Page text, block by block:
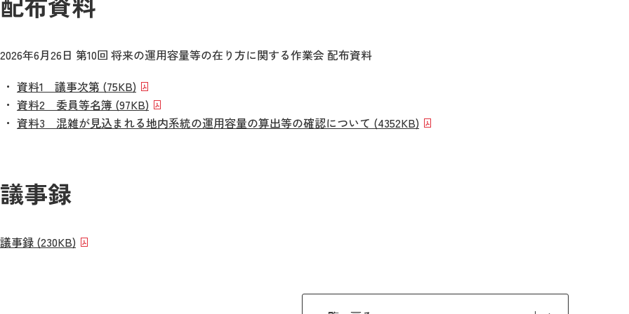
2026年6月26日 第10回 将来の運用容量等の在り方に関する作業会 配布資料
資料1 議事次第 (75KB)
資料2 委員等名簿 (97KB)
資料3 混雑が見込まれる地内系統の運用容量の算出等の確認について (4352KB)
議事録
議事録 (230KB)